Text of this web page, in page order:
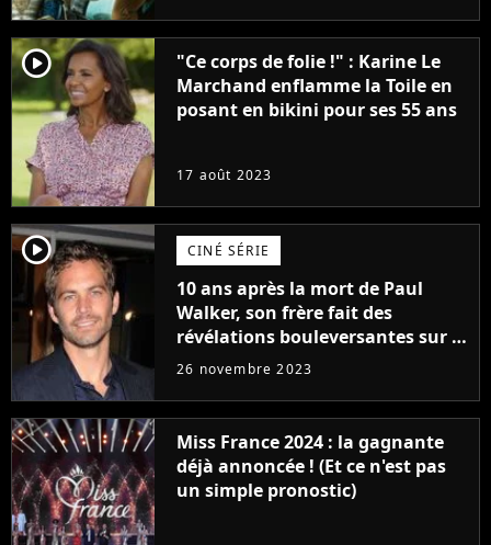
player2
"Ce corps de folie !" : Karine Le
Marchand enflamme la Toile en
posant en bikini pour ses 55 ans
17 août 2023
player2 CINÉ SÉRIE
10 ans après la mort de Paul
Walker, son frère fait des
révélations bouleversantes sur la
réaction des acteurs de Fast and
26 novembre 2023
Miss France 2024 : la gagnante
déjà annoncée ! (Et ce n'est pas
un simple pronostic)